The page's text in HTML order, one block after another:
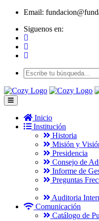
Email:
Siguenos en:
Inicio
Institución
Historia
Misión y
Presidencia
Consejo de
Informe de
Preguntas
Auditoria
Comunicación
Catálogo de